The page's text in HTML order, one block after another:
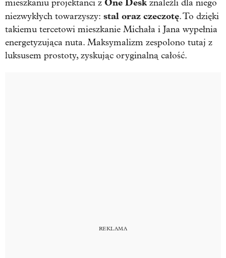
mieszkaniu projektanci z One Desk znaleźli dla niego
niezwykłych towarzyszy: stal oraz czeczotę. To dzięki
takiemu tercetowi mieszkanie Michała i Jana wypełnia
energetyzująca nuta. Maksymalizm zespolono tutaj z
luksusem prostoty, zyskując oryginalną całość.